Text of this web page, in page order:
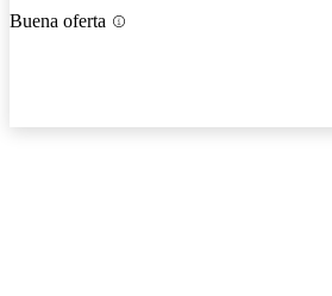
Buena oferta